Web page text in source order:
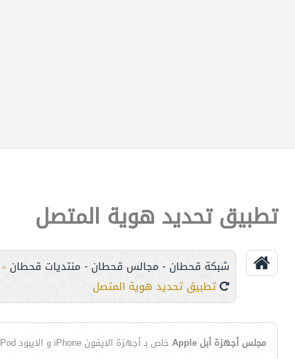
تطبيق تحديد هوية المتصل
شبكة قحطان - مجالس قحطان - منتديات قحطان >
تطبيق تحديد هوية المتصل
مجلس أجهزة أبل Apple خاص بـ أجهزة الايفون iPhone و الايبود iPod والايباد iPad